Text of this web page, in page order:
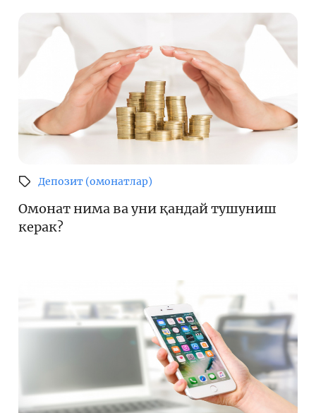
Депозит (омонатлар)
Омонат нима ва уни қандай тушуниш
керак?